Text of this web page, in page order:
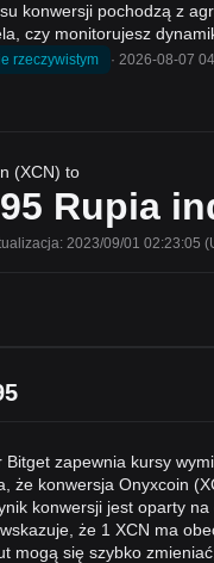
konwersji pochodzą z
czy monitorujesz
rzeczywistym · 2026-08-07
(XCN) to
Rupia
2023/09/01 02:23:05
Bitget zapewnia kursy
że konwersja Onyxcoin
konwersji jest oparty
że 1 XCN ma
mogą się szybko